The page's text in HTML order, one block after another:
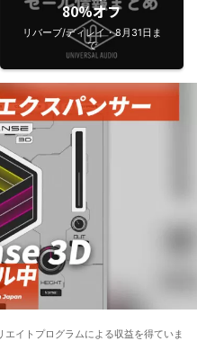
80%オフ
リバーブ/ディレイ・8月31日ま
で
エイトプログラムによる収益を得ていま